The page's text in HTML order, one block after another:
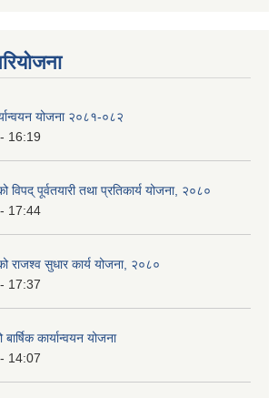
योजना २०८१-०८२
16:19
विपद् पूर्वतयारी तथा प्रतिकार्य योजना, २०८०
17:44
राजश्व सुधार कार्य योजना, २०८०
17:37
कार्यान्वयन योजना
14:07